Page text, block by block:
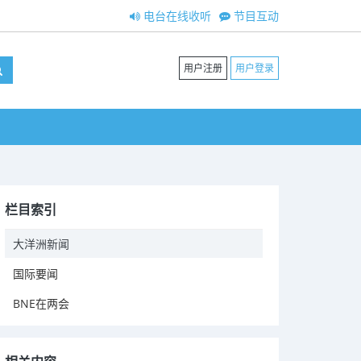
节目互动
电台在线收听
用户注册 用户登录
栏目索引
大洋洲新闻
国际要闻
BNE在两会